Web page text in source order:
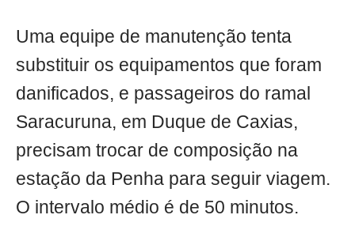
Uma equipe de manutenção tenta
substituir os equipamentos que foram
danificados, e passageiros do ramal
Saracuruna, em Duque de Caxias,
precisam trocar de composição na
estação da Penha para seguir viagem.
O intervalo médio é de 50 minutos.